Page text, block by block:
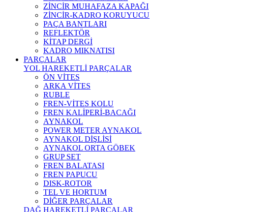
ZİNCİR MUHAFAZA KAPAĞI
ZİNCİR-KADRO KORUYUCU
PAÇA BANTLARI
REFLEKTÖR
KİTAP DERGİ
KADRO MIKNATISI
PARÇALAR
YOL HAREKETLİ PARÇALAR
ÖN VİTES
ARKA VİTES
RUBLE
FREN-VİTES KOLU
FREN KALİPERİ-BACAĞI
AYNAKOL
POWER METER AYNAKOL
AYNAKOL DİŞLİSİ
AYNAKOL ORTA GÖBEK
GRUP SET
FREN BALATASI
FREN PAPUCU
DISK-ROTOR
TEL VE HORTUM
DİĞER PARÇALAR
DAĞ HAREKETLİ PARÇALAR